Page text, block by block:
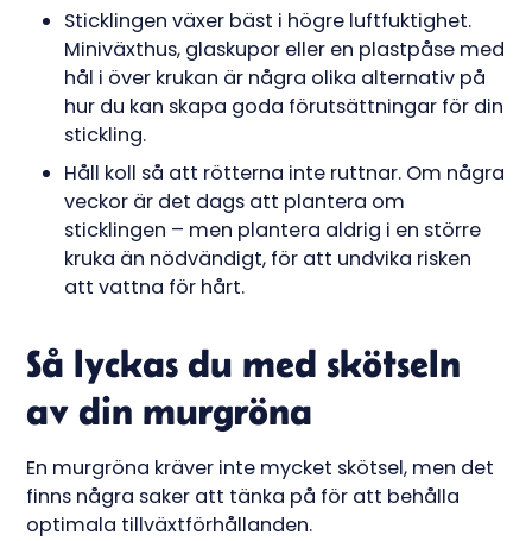
Sticklingen växer bäst i högre luftfuktighet.
Miniväxthus, glaskupor eller en plastpåse med
hål i över krukan är några olika alternativ på
hur du kan skapa goda förutsättningar för din
stickling.
Håll koll så att rötterna inte ruttnar. Om några
veckor är det dags att plantera om
sticklingen – men plantera aldrig i en större
kruka än nödvändigt, för att undvika risken
att vattna för hårt.
Så lyckas du med skötseln
av din murgröna
En murgröna kräver inte mycket skötsel, men det
finns några saker att tänka på för att behålla
optimala tillväxtförhållanden.